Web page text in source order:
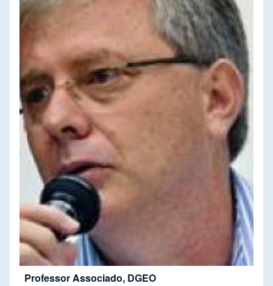
Professor Associado, DGEO